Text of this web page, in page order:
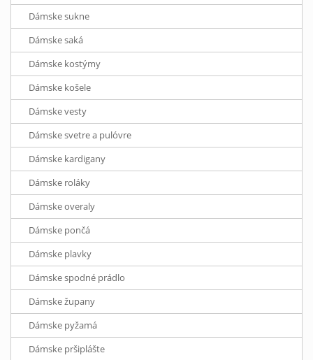
Dámske sukne
Dámske saká
Dámske kostýmy
Dámske košele
Dámske vesty
Dámske svetre a pulóvre
Dámske kardigany
Dámske roláky
Dámske overaly
Dámske pončá
Dámske plavky
Dámske spodné prádlo
Dámske župany
Dámske pyžamá
Dámske pršiplášte